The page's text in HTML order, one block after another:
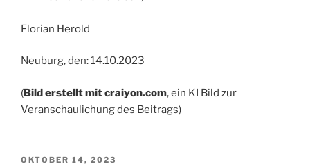
Florian Herold
Neuburg, den: 14.10.2023
(Bild erstellt mit craiyon.com, ein KI Bild zur
Veranschaulichung des Beitrags)
VERÖFFENTLICHT
OKTOBER 14, 2023